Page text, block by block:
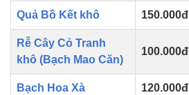
Quả Bồ Kết khô 150.000đ
Rễ Cây Cỏ Tranh
khô (Bạch Mao Căn)
100.000đ
Bạch Hoa Xà 120.000đ